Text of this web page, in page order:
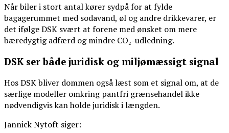
Når biler i stort antal kører sydpå for at fylde
bagagerummet med sodavand, øl og andre drikkevarer, er
det ifølge DSK svært at forene med ønsket om mere
bæredygtig adfærd og mindre CO₂-udledning.
DSK ser både juridisk og miljømæssigt signal
Hos DSK bliver dommen også læst som et signal om, at de
særlige modeller omkring pantfri grænsehandel ikke
nødvendigvis kan holde juridisk i længden.
Jannick Nytoft siger: